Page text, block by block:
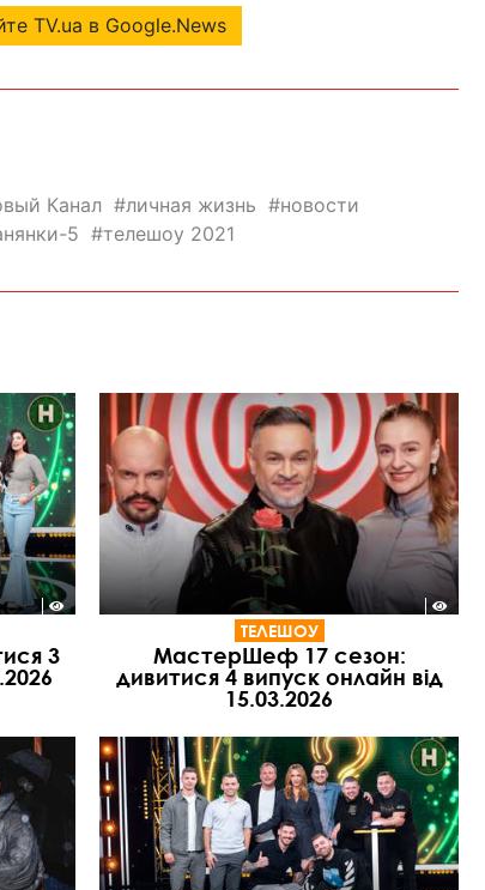
TV.ua в Google.News
Канал личная жизнь
новости
5 телешоу 2021
3
ТЕЛЕШОУ
МастерШеф 17 сезон:
дивитися 4 випуск онлайн від
15.03.2026